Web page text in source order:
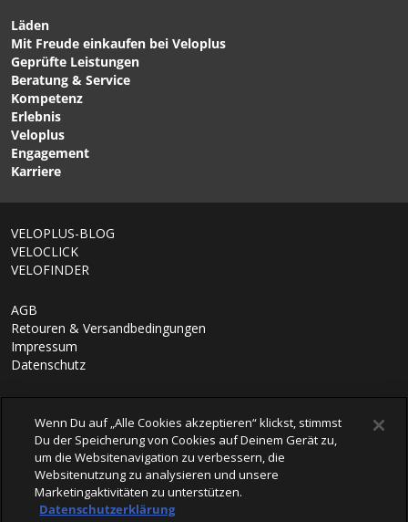
CHF 27.90
PLUSH Suspension Oil f.
Rock Shox - von MAXIMA
CHF 29.90
Läden
Mit Freude einkaufen bei Veloplus
Geprüfte Leistungen
Beratung & Service
Kompetenz
Erlebnis
Veloplus
Engagement
Karriere
VELOPLUS-BLOG
VELOCLICK
VELOFINDER
AGB
Retouren & Versandbedingungen
Impressum
Datenschutz
Wenn Du auf „Alle Cookies akzeptieren“ klickst, stimmst
Du der Speicherung von Cookies auf Deinem Gerät zu,
um die Websitenavigation zu verbessern, die
Websitenutzung zu analysieren und unsere
Marketingaktivitäten zu unterstützen.
Datenschutzerklärung